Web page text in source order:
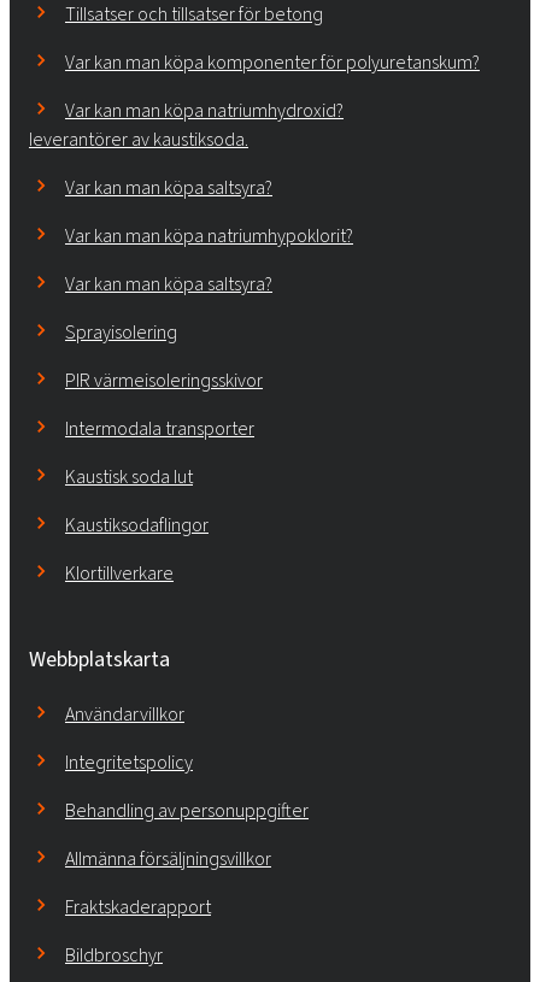
Tillsatser och tillsatser för betong
Var kan man köpa komponenter för polyuretanskum?
Var kan man köpa natriumhydroxid?
leverantörer av kaustiksoda.
Var kan man köpa saltsyra?
Var kan man köpa natriumhypoklorit?
Var kan man köpa saltsyra?
Sprayisolering
PIR värmeisoleringsskivor
Intermodala transporter
Kaustisk soda lut
Kaustiksodaflingor
Klortillverkare
Webbplatskarta
Användarvillkor
Integritetspolicy
Behandling av personuppgifter
Allmänna försäljningsvillkor
Fraktskaderapport
Bildbroschyr